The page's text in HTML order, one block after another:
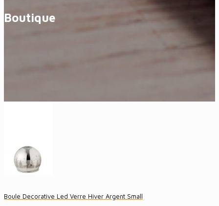
Boutique
Boule Decorative Led Verre Hiver Argent Small